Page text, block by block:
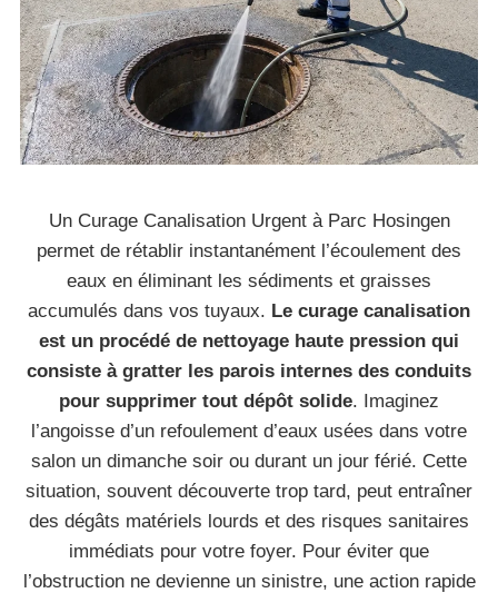
Un Curage Canalisation Urgent à Parc Hosingen
permet de rétablir instantanément l’écoulement des
eaux en éliminant les sédiments et graisses
accumulés dans vos tuyaux. Le curage canalisation
est un procédé de nettoyage haute pression qui
consiste à gratter les parois internes des conduits
pour supprimer tout dépôt solide. Imaginez
l’angoisse d’un refoulement d’eaux usées dans votre
salon un dimanche soir ou durant un jour férié. Cette
situation, souvent découverte trop tard, peut entraîner
des dégâts matériels lourds et des risques sanitaires
immédiats pour votre foyer. Pour éviter que
l’obstruction ne devienne un sinistre, une action rapide